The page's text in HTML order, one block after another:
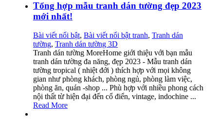
Tổng hợp mẫu tranh dán tường đẹp 2023
mới nhất!
Bài viết nổi bật, Bài viết nổi bật tranh, Tranh dán
tường, Tranh dán tường 3D
Tranh dán tường MoreHome giới thiệu với bạn mẫu
tranh dán tường đa năng, đẹp 2023 - Mẫu tranh dán
tường tropical ( nhiệt đới ) thích hợp với mọi không
gian như phòng khách, phòng ngủ, phòng làm việc,
phòng ăn, quán -shop ... Phù hợp với nhiều phong cách
nội thất từ hiện đại đến cổ điển, vintage, indochine ...
Read More